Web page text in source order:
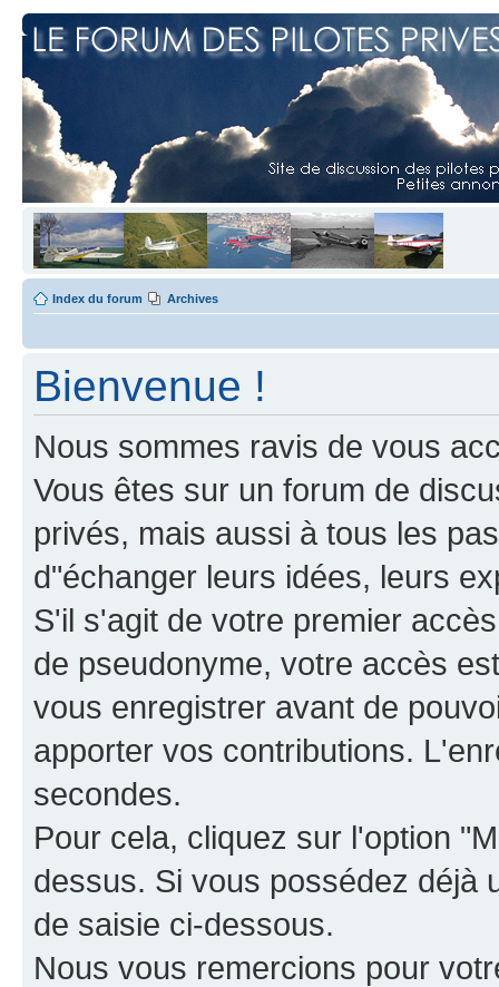
Index du forum Archives
Bienvenue !
Nous sommes ravis de vous
Vous êtes sur un forum de
privés, mais aussi à tous les
d"échanger leurs idées, leurs
S'il s'agit de votre premier
de pseudonyme, votre accès
vous enregistrer avant de
apporter vos contributions.
secondes.
Pour cela, cliquez sur l'option
dessus. Si vous possédez déjà
de saisie ci-dessous.
Nous vous remercions pour